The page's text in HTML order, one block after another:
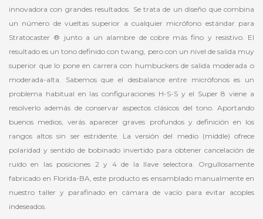
innovadora con grandes resultados. Se trata de un diseño que combina
un número de vueltas superior a cualquier micrófono estándar para
Stratocaster ® junto a un alambre de cobre más fino y resistivo. El
resultado es un tono definido con twang, pero con un nivel de salida muy
superior que lo pone en carrera con humbuckers de salida moderada o
moderada-alta. Sabemos que el desbalance entre micrófonos es un
problema habitual en las configuraciones H-S-S y el Super 8 viene a
resolverlo además de conservar aspectos clásicos del tono. Aportando
buenos medios, verás aparecer graves profundos y definición en los
rangos altos sin ser estridente. La versión del medio (middle) ofrece
polaridad y sentido de bobinado invertido para obtener cancelación de
ruido en las posiciones 2 y 4 de la llave selectora. Orgullosamente
fabricado en Florida-BA, este producto es ensamblado manualmente en
nuestro taller y parafinado en cámara de vacío para evitar acoples
indeseados.